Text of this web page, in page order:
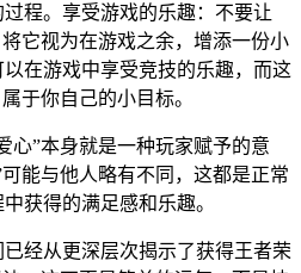
程。享受游戏的乐趣：不要让
它视为在游戏之余，增添一份小
在游戏中享受竞技的乐趣，而这
于你自己的小目标。
心”本身就是一种玩家赋予的意
能与他人略有不同，这都是正常
获得的满足感和乐趣。
经从更深层次揭示了获得王者荣